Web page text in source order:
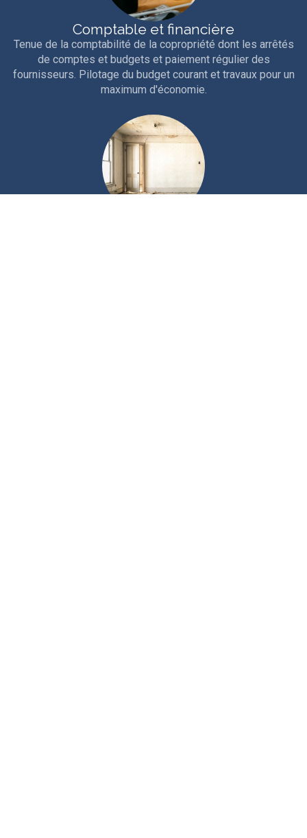
Comptable et financière
Tenue de la comptabilité de la copropriété dont les arrêtés
de comptes et budgets et paiement régulier des
fournisseurs. Pilotage du budget courant et travaux pour un
maximum d'économie.